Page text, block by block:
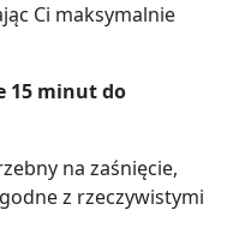
Ci maksymalnie
15 minut do
na zaśnięcie,
z rzeczywistymi